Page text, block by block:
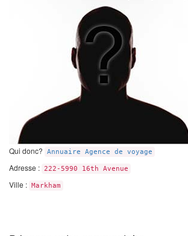
Qui donc? Annuaire Agence de voyage
Adresse : 222-5990 16th Avenue
Ville : Markham